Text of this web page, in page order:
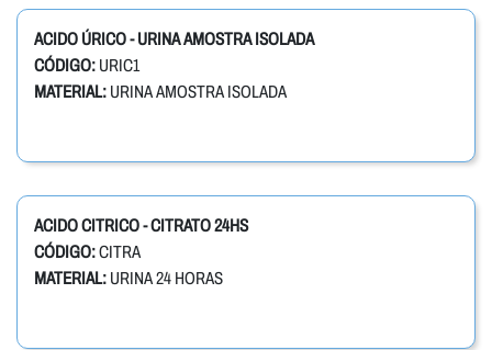
ACIDO ÚRICO - URINA AMOSTRA ISOLADA
CÓDIGO: URIC1
MATERIAL: URINA AMOSTRA ISOLADA
ACIDO CITRICO - CITRATO 24HS
CÓDIGO:CITRA
MATERIAL: URINA 24 HORAS